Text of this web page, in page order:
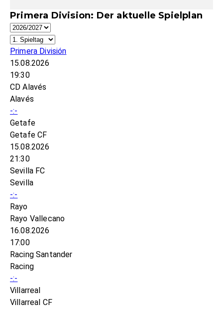
Primera Division: Der aktuelle Spielplan
Primera División
15.08.2026
19:30
CD Alavés
Alavés
-:-
Getafe
Getafe CF
15.08.2026
21:30
Sevilla FC
Sevilla
-:-
Rayo
Rayo Vallecano
16.08.2026
17:00
Racing Santander
Racing
-:-
Villarreal
Villarreal CF